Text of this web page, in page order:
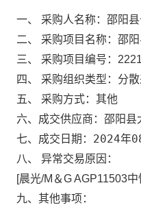
一、 采购人名称： 邵阳
二、 采购项目名称： 邵
三、 采购项目编号：
四、 采购组织类型： 分
五、 采购方式： 其他
六、成交供应商： 邵阳县
七、成交日期： 2024年
八、 异常交易原因：
[晨光/M＆G AGP11503
九、其他事项：